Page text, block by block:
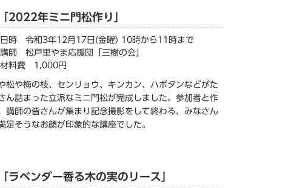
「2022年ミニ門松作り」
日時 令和3年12月17日(金曜) 10時から11時まで
講師 松戸里やま応援団「三樹の会」
材料費 1,000円
松や梅の枝、センリョウ、キンカン、ハボタンなどがた
ん詰まった立派なミニ門松が完成しました。参加者と作
講師の皆さんが集まり記念撮影をして終わる、みなさん
足そうなお顔が印象的な講座でした。
「ラベンダー香る木の実のリース」